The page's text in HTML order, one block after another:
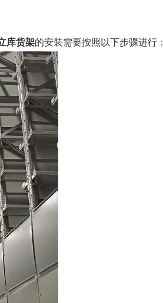
库货架的安装需要按照以下步骤进行：